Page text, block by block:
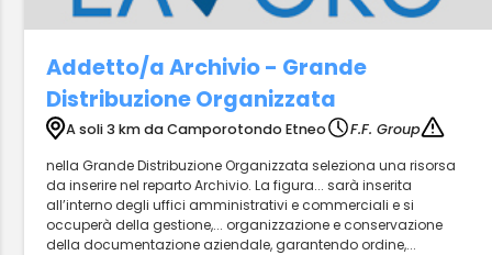
Addetto/a Archivio - Grande
Distribuzione Organizzata
A soli 3 km da Camporotondo Etneo
F.F. Group
nella Grande Distribuzione Organizzata seleziona una risorsa
da inserire nel reparto Archivio. La figura... sarà inserita
all’interno degli uffici amministrativi e commerciali e si
occuperà della gestione,... organizzazione e conservazione
della documentazione aziendale, garantendo ordine,...